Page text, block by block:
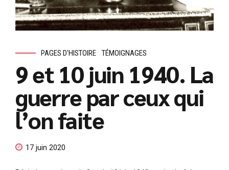
PAGES D'HISTOIRE TÉMOIGNAGES
9 et 10 juin 1940. La
guerre par ceux qui
l’on faite
17 juin 2020